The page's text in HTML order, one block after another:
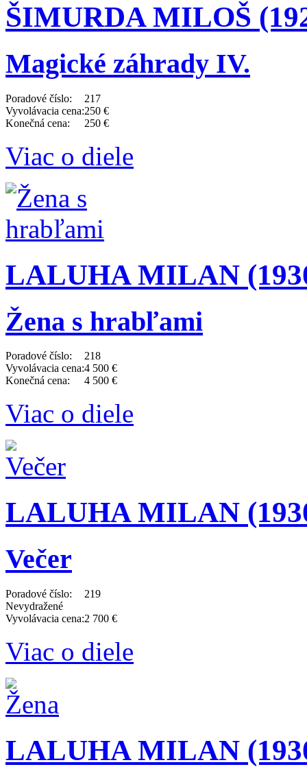
ŠIMURDA MILOŠ
Magické záhrady IV.
Poradové číslo:
217
Vyvolávacia cena:250 €
Konečná cena:
250 €
Viac o diele
LALUHA MILAN
Žena s hrabľami
Poradové číslo:
218
Vyvolávacia cena:4 500 €
Konečná cena:
4 500 €
Viac o diele
LALUHA MILAN
Večer
Poradové číslo:
219
Nevydražené
Vyvolávacia cena:2 700 €
Viac o diele
LALUHA MILAN